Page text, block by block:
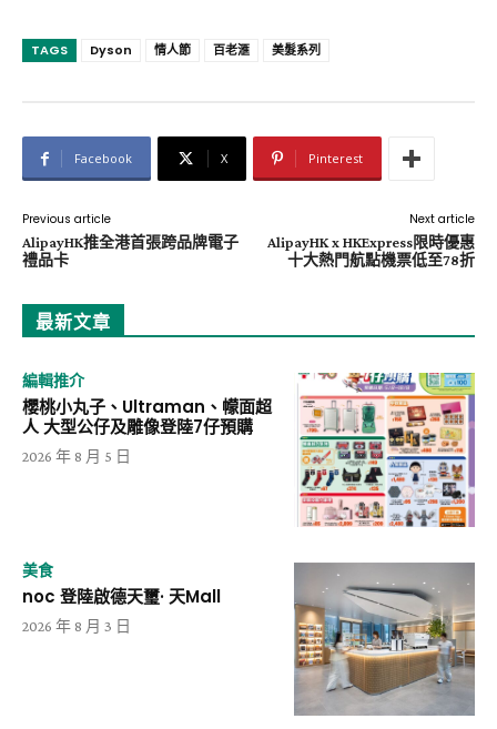
TAGS Dyson 情人節 百老滙 美髮系列
Facebook X Pinterest
Previous article
AlipayHK推全港首張跨品牌電子
禮品卡
Next article
AlipayHK x HKExpress限時優惠
十大熱門航點機票低至78折
最新文章
編輯推介
櫻桃小丸子、Ultraman、幪面超
人 大型公仔及雕像登陸7仔預購
2026 年 8 月 5 日
美食
noc 登陸啟德天璽· 天Mall
2026 年 8 月 3 日